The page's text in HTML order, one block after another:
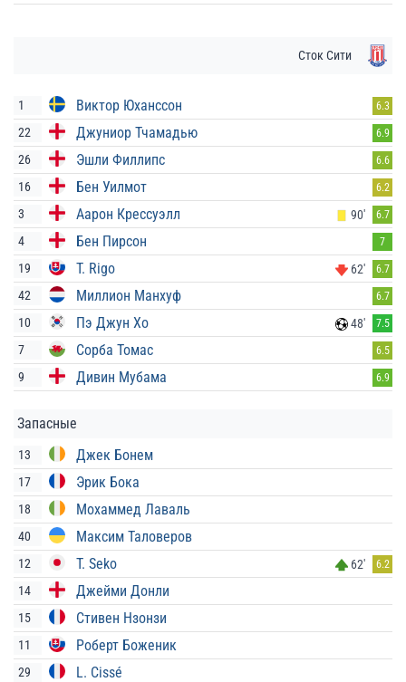
Сток Сити
1 Виктор Юханссон 6.3
22 Джуниор Тчамадью 6.9
26 Эшли Филлипс 6.6
16 Бен Уилмот 6.2
3 Аарон Крессуэлл 90' 6.7
4 Бен Пирсон 7
19 T. Rigo 62' 6.7
42 Миллион Манхуф 6.7
10 Пэ Джун Хо 48' 7.5
7 Сорба Томас 6.5
9 Дивин Мубама 6.9
Запасные
13 Джек Бонем
17 Эрик Бока
18 Мохаммед Лаваль
40 Максим Таловеров
12 T. Seko 62' 6.2
14 Джейми Донли
15 Стивен Нзонзи
11 Роберт Боженик
29 L. Cissé